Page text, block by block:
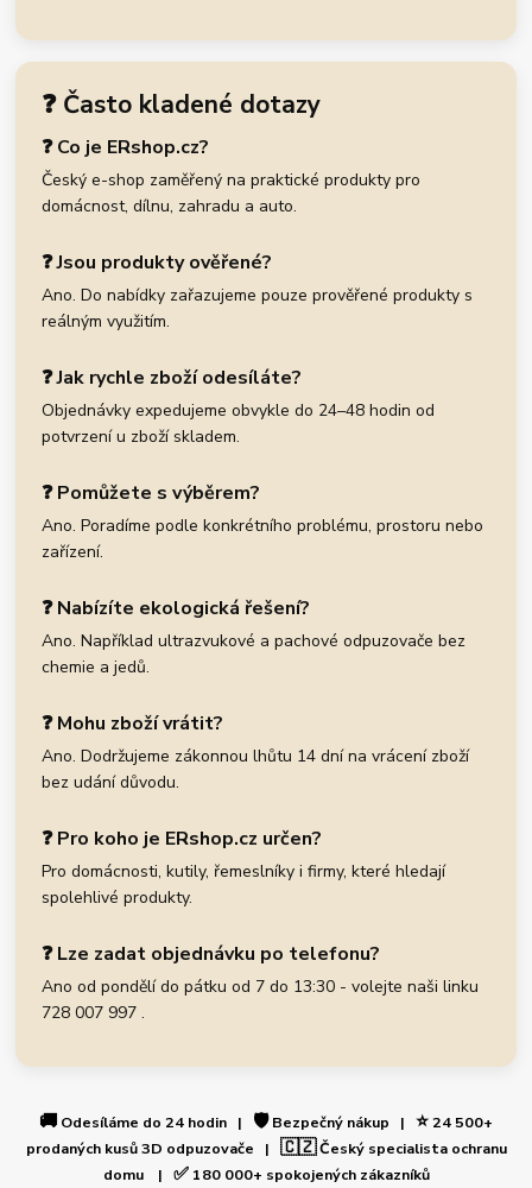
❓ Často kladené dotazy
❓ Co je ERshop.cz?
Český e-shop zaměřený na praktické produkty pro
domácnost, dílnu, zahradu a auto.
❓ Jsou produkty ověřené?
Ano. Do nabídky zařazujeme pouze prověřené produkty s
reálným využitím.
❓ Jak rychle zboží odesíláte?
Objednávky expedujeme obvykle do 24–48 hodin od
potvrzení u zboží skladem.
❓ Pomůžete s výběrem?
Ano. Poradíme podle konkrétního problému, prostoru nebo
zařízení.
❓ Nabízíte ekologická řešení?
Ano. Například ultrazvukové a pachové odpuzovače bez
chemie a jedů.
❓ Mohu zboží vrátit?
Ano. Dodržujeme zákonnou lhůtu 14 dní na vrácení zboží
bez udání důvodu.
❓ Pro koho je ERshop.cz určen?
Pro domácnosti, kutily, řemeslníky i firmy, které hledají
spolehlivé produkty.
❓ Lze zadat objednávku po telefonu?
Ano od pondělí do pátku od 7 do 13:30 - volejte naši linku
728 007 997 .
🚚 Odesíláme do 24 hodin | 🛡️Bezpečný nákup | ⭐24 500+
prodaných kusů 3D odpuzovače | 🇨🇿Český specialista ochranu
domu | ✅180 000+ spokojených zákazníků